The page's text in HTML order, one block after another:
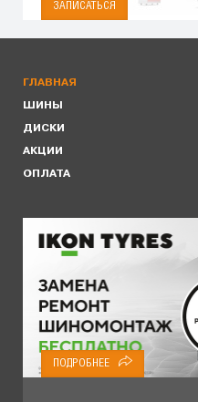
ЗАПИСАТЬСЯ
ГЛАВНАЯ
ШИНЫ
ДИСКИ
АКЦИИ
ОПЛАТА
ПОДРОБНЕЕ